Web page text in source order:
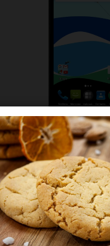
Black - imagen 1